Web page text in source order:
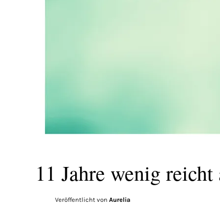
11 Jahre wenig reicht
Veröffentlicht von Aurelia